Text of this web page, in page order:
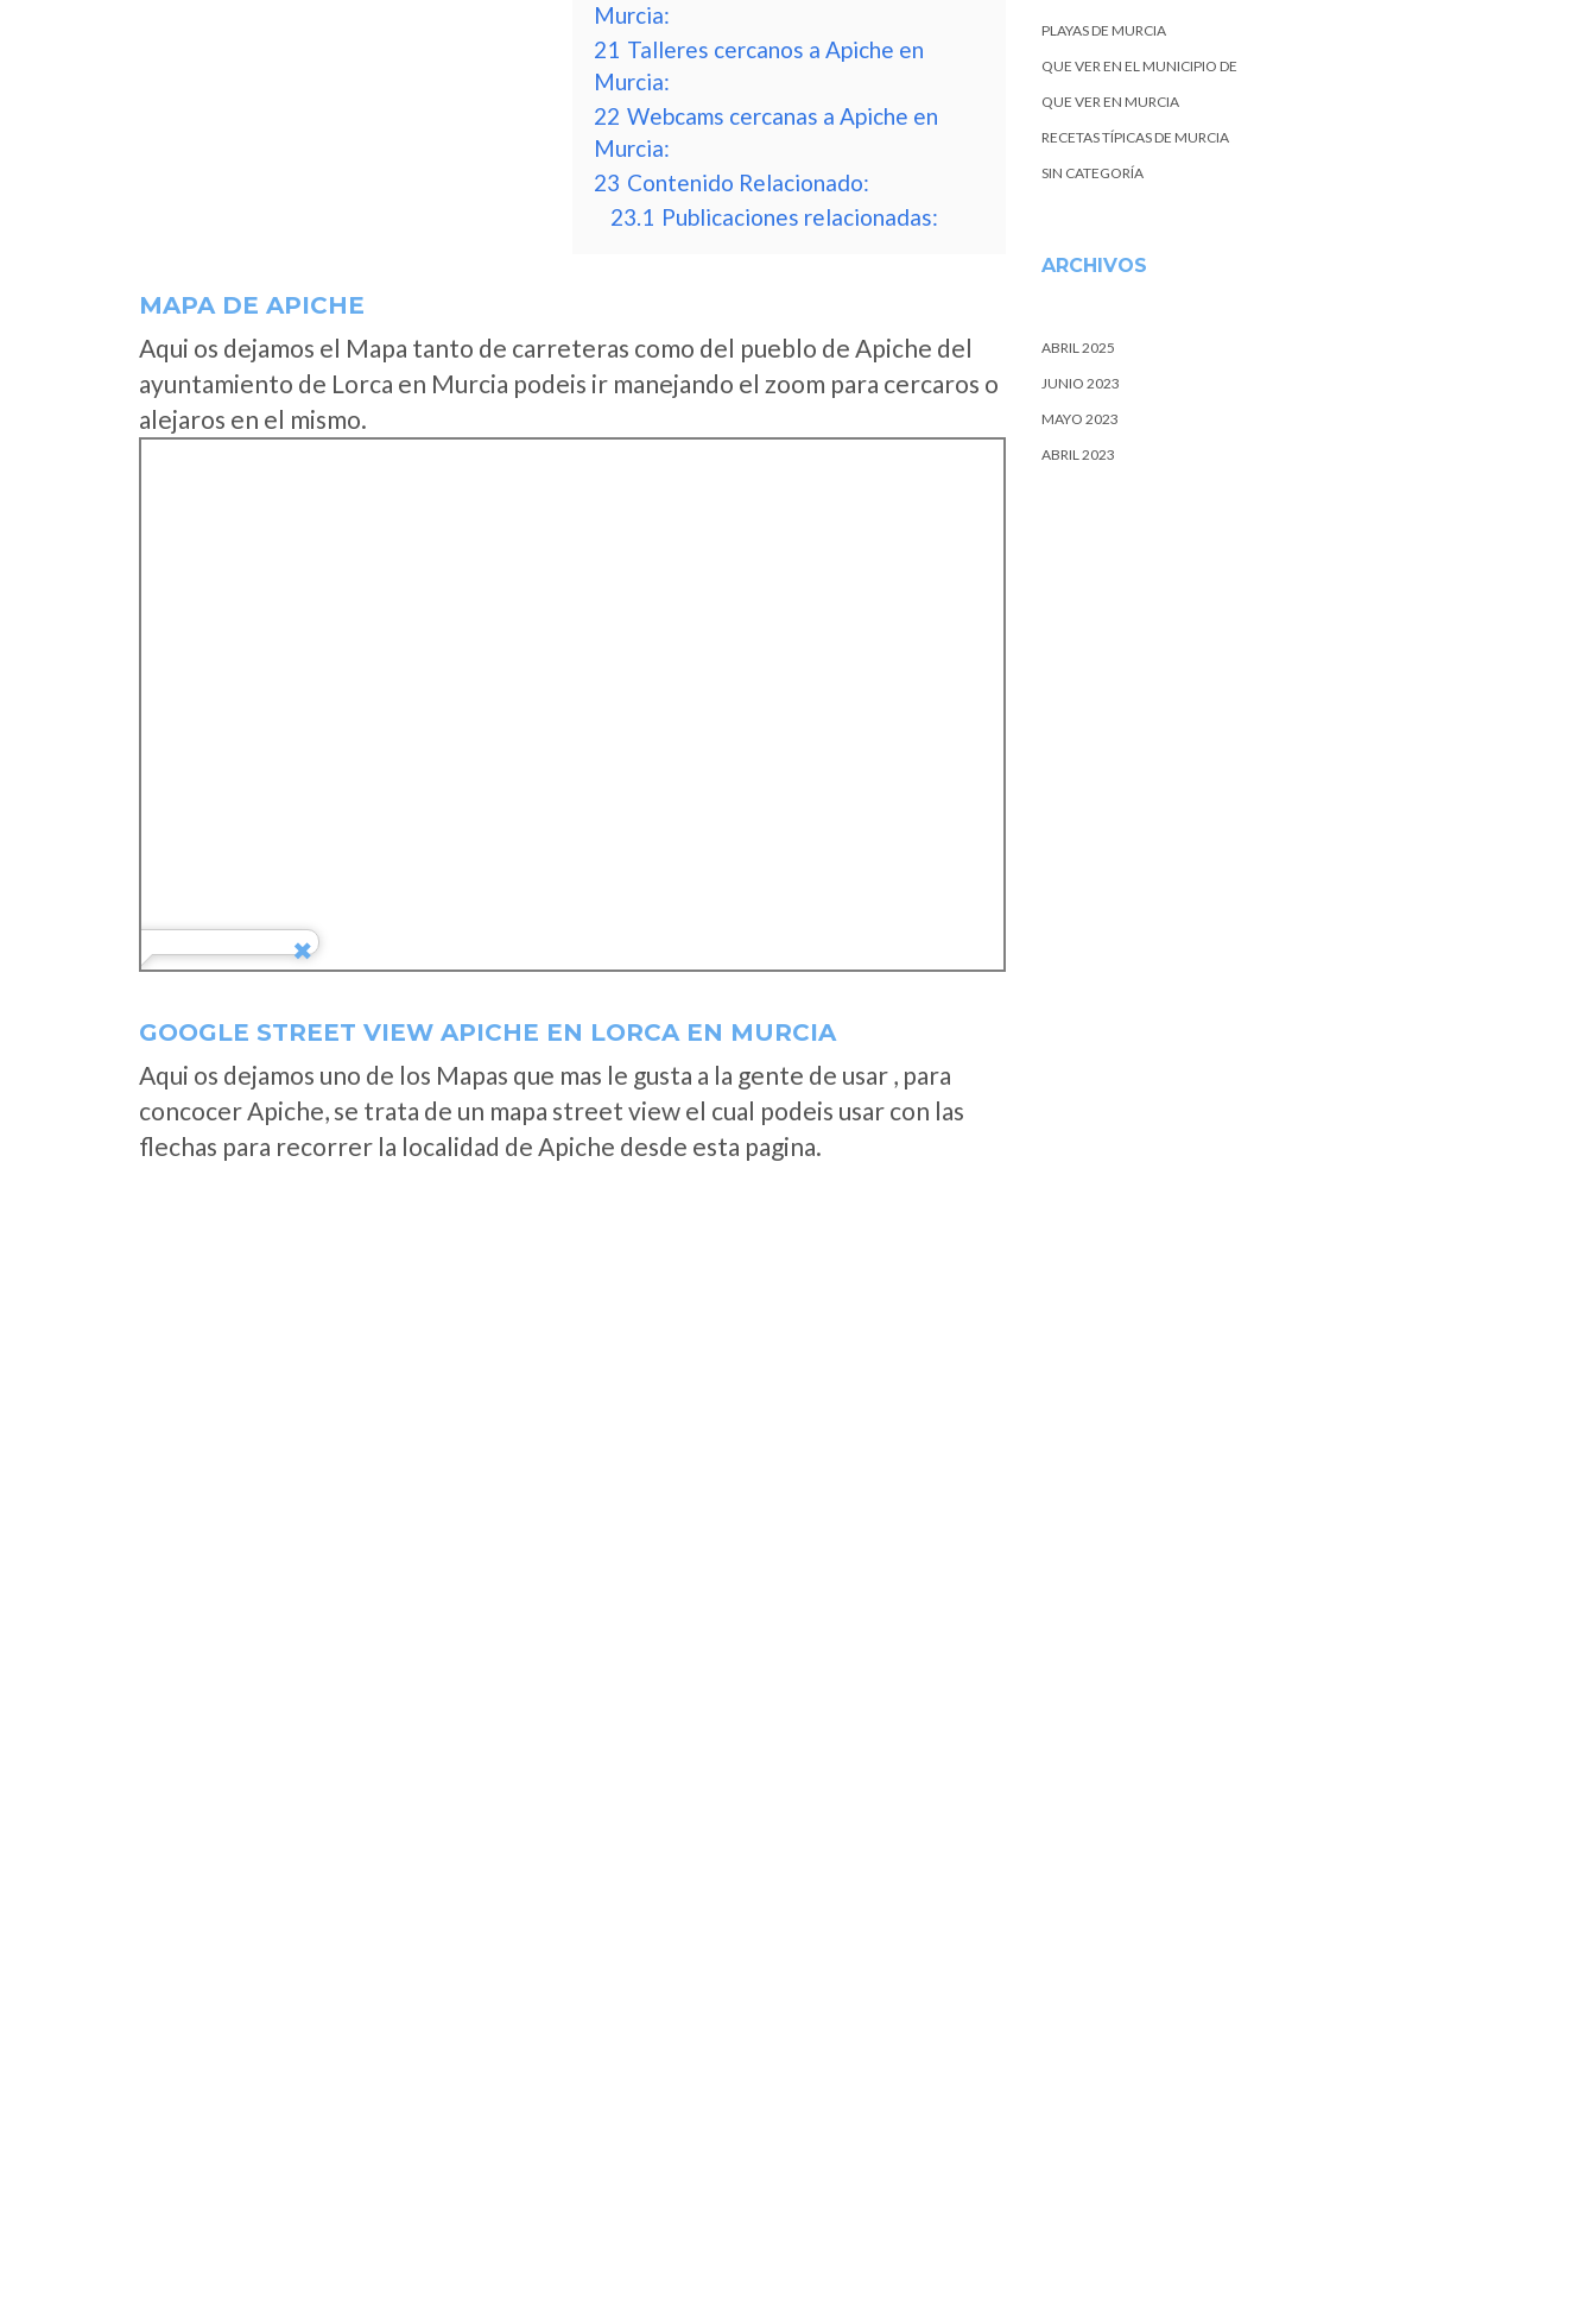
Murcia:
21 Talleres cercanos a Apiche en
Murcia:
22 Webcams cercanas a Apiche en
Murcia:
23 Contenido Relacionado:
23.1 Publicaciones relacionadas:
MAPA DE APICHE
Aqui os dejamos el Mapa tanto de carreteras como del pueblo de Apiche del
ayuntamiento de Lorca en Murcia podeis ir manejando el zoom para cercaros o
alejaros en el mismo.
GOOGLE STREET VIEW APICHE EN LORCA EN MURCIA
Aqui os dejamos uno de los Mapas que mas le gusta a la gente de usar , para
concocer Apiche, se trata de un mapa street view el cual podeis usar con las
flechas para recorrer la localidad de Apiche desde esta pagina.
PLAYAS DE MURCIA
QUE VER EN EL MUNICIPIO DE
QUE VER EN MURCIA
RECETAS TÍPICAS DE MURCIA
SIN CATEGORÍA
ARCHIVOS
ABRIL 2025
JUNIO 2023
MAYO 2023
ABRIL 2023